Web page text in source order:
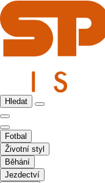
Hledat
Fotbal
Životní styl
Běhání
Jezdectví